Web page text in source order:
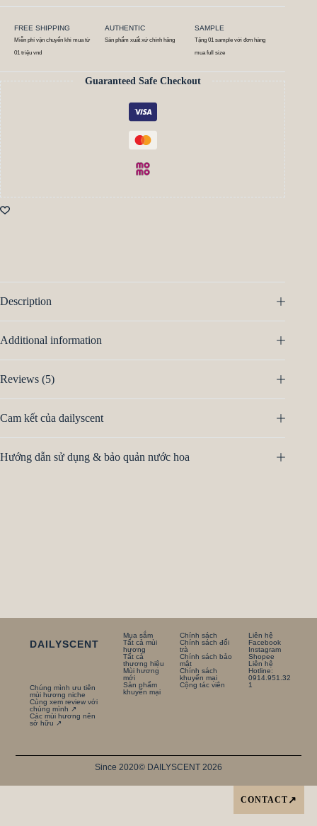
FREE SHIPPING
Miễn phí vận chuyển khi mua từ
01 triệu vnd
AUTHENTIC
Sản phẩm xuất xứ chính hãng
SAMPLE
Tặng 01 sample với đơn hàng
mua full size
Guaranteed Safe Checkout
Description
Additional information
Reviews (5)
Cam kết của dailyscent
Hướng dẫn sử dụng & bảo quản nước hoa
DAILYSCENT
Chúng mình ưu tiên
mùi hương niche
Cùng xem review với
chúng mình ↗
Các mùi hương nên
sở hữu ↗
Mua sắm
Tất cả mùi
hương
Tất cả
thương hiệu
Mùi hương
mới
Sản phẩm
khuyến mại
Chính sách
Chính sách đổi
trà
Chính sách bảo
mật
Chính sách
khuyến mại
Cộng tác viên
Liên hệ
Facebook
Instagram
Shopee
Liên hệ
Hotline:
0914.951.32
1
Since 2020© DAILYSCENT 2026
CONTACT ↗